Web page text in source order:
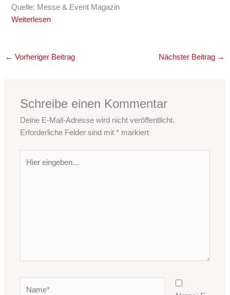
Quelle: Messe & Event Magazin
Weiterlesen
← Vorheriger Beitrag Nächster Beitrag →
Schreibe einen Kommentar
Deine E-Mail-Adresse wird nicht veröffentlicht.
Erforderliche Felder sind mit* markiert
eingeben…